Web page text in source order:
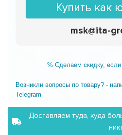
Купить как
msk@ita-
% Сделаем скидку,
Возникли вопросы по товару? -
Telegram
Доставляем туда, куда